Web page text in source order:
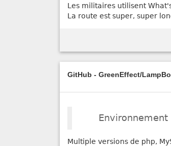
Les militaires utilisent
La route est super, super
GitHub - GreenEffect/
Environnement
Multiple versions de php,